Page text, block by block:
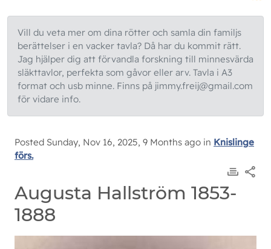
Vill du veta mer om dina rötter och samla din familjs
berättelser i en vacker tavla? Då har du kommit rätt.
Jag hjälper dig att förvandla forskning till minnesvärda
släkttavlor, perfekta som gåvor eller arv. Tavla i A3
format och usb minne. Finns på jimmy.freij@gmail.com
för vidare info.
Posted Sunday, Nov 16, 2025, 9 Months ago in Knislinge
förs.
Augusta Hallström 1853-
1888